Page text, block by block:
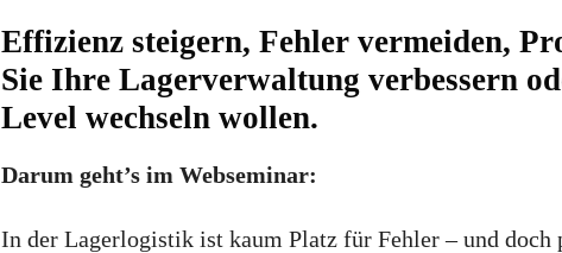
Effizienz steigern, Fehler vermeiden,
Sie Ihre Lagerverwaltung verbessern
Level wechseln wollen.
Darum geht’s im Webseminar:
In der Lagerlogistik ist kaum Platz für Fehler – und doch